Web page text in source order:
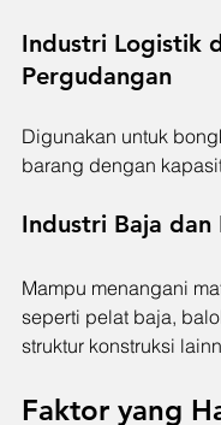
Industri Logistik
Pergudangan
Digunakan untuk
barang dengan
Industri Baja dan
Mampu menangani
seperti pelat baja,
struktur konstruksi
Faktor yang